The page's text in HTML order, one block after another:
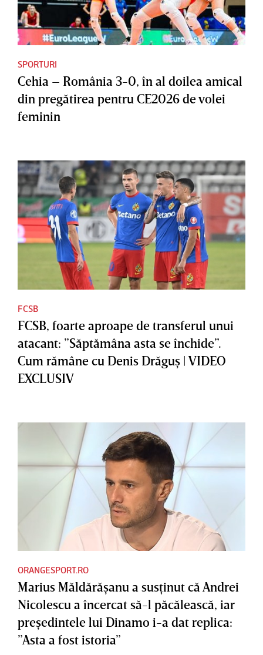
SPORTURI
Cehia – România 3-0, în al doilea amical
din pregătirea pentru CE2026 de volei
feminin
FCSB
FCSB, foarte aproape de transferul unui
atacant: ”Săptămâna asta se închide”.
Cum rămâne cu Denis Drăguş | VIDEO
EXCLUSIV
ORANGESPORT.RO
Marius Măldărăşanu a susţinut că Andrei
Nicolescu a încercat să-l păcălească, iar
preşedintele lui Dinamo i-a dat replica:
”Asta a fost istoria”